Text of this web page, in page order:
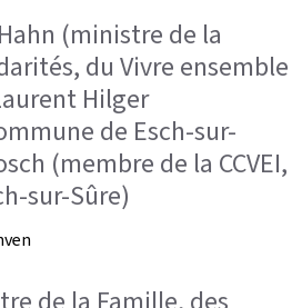
(ministre de la
du Vivre ensemble
Hilger
de Esch-sur-
(membre de la CCVEI,
sur-Sûre)